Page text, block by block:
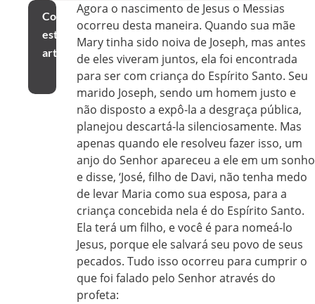
Compartilhar
este
artigo
Agora o nascimento de Jesus o Messias
ocorreu desta maneira. Quando sua mãe
Mary tinha sido noiva de Joseph, mas antes
de eles viveram juntos, ela foi encontrada
para ser com criança do Espírito Santo. Seu
marido Joseph, sendo um homem justo e
não disposto a expô-la a desgraça pública,
planejou descartá-la silenciosamente. Mas
apenas quando ele resolveu fazer isso, um
anjo do Senhor apareceu a ele em um sonho
e disse, ‘José, filho de Davi, não tenha medo
de levar Maria como sua esposa, para a
criança concebida nela é do Espírito Santo.
Ela terá um filho, e você é para nomeá-lo
Jesus, porque ele salvará seu povo de seus
pecados. Tudo isso ocorreu para cumprir o
que foi falado pelo Senhor através do
profeta: